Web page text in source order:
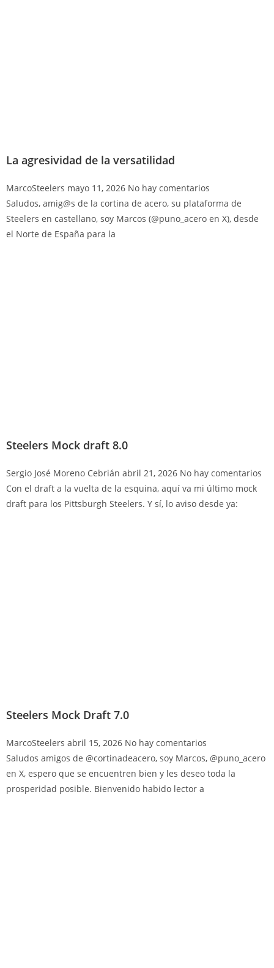
La agresividad de la versatilidad
MarcoSteelers mayo 11, 2026 No hay comentarios
Saludos, amig@s de la cortina de acero, su plataforma de
Steelers en castellano, soy Marcos (@puno_acero en X), desde
el Norte de España para la
Steelers Mock draft 8.0
Sergio José Moreno Cebrián abril 21, 2026 No hay comentarios
Con el draft a la vuelta de la esquina, aquí va mi último mock
draft para los Pittsburgh Steelers. Y sí, lo aviso desde ya:
Steelers Mock Draft 7.0
MarcoSteelers abril 15, 2026 No hay comentarios
Saludos amigos de @cortinadeacero, soy Marcos, @puno_acero
en X, espero que se encuentren bien y les deseo toda la
prosperidad posible. Bienvenido habido lector a